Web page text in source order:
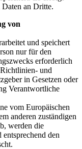
Daten an Dritte.
von
und speichert
nur für den
erforderlich
und
in Gesetzen oder
Verantwortliche
vom Europäischen
anderen zuständigen
werden die
den